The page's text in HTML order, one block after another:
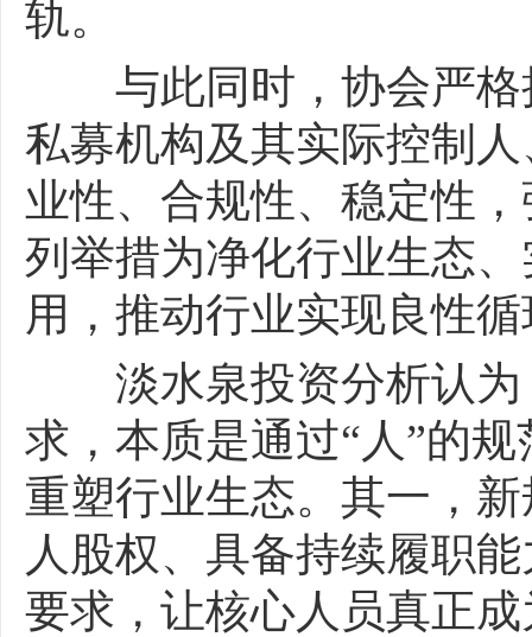
轨。
与此同时，协会严格
私募机构及其实际控制
业性、合规性、稳定性
列举措为净化行业生态
用，推动行业实现良性
淡水泉投资分析认为
求，本质是通过“人”的
重塑行业生态。其一，
人股权、具备持续履职
要求，让核心人员真正